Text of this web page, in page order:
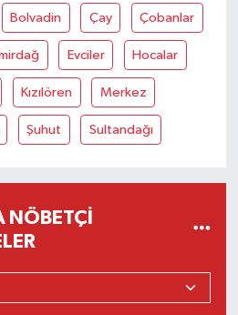
Bolvadin Çay Çobanlar
Evciler Hocalar
Kızılören Merkez
Şuhut Sultandağı
NÖBETÇI